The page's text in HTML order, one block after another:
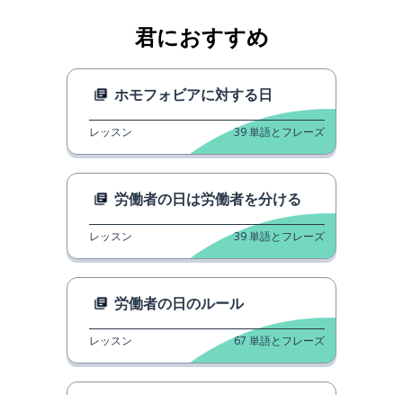
君におすすめ
ホモフォビアに対する日
レッスン 39単語とフレーズ
労働者の日は労働者を分ける
レッスン 39単語とフレーズ
労働者の日のルール
レッスン 67 単語とフレーズ